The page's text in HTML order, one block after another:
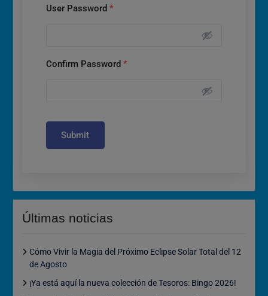
User Password *
Confirm Password *
Submit
Últimas noticias
Cómo Vivir la Magia del Próximo Eclipse Solar Total del 12
de Agosto
¡Ya está aquí la nueva colección de Tesoros: Bingo 2026!